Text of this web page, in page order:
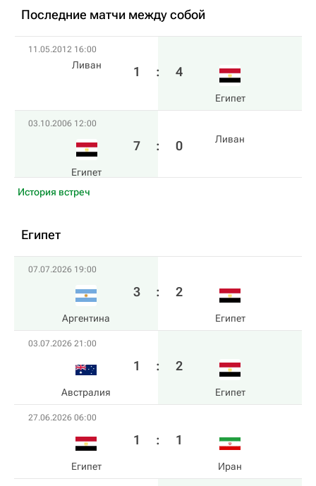
Последние матчи между собой
11.05.2012 16:00
Ливан 1 : 4
Египет
03.10.2006 12:00
Египет
7 : 0 Ливан
История встреч
Египет
07.07.2026 19:00
Аргентина
3 : 2
Египет
03.07.2026 21:00
Австралия
1 : 2
Египет
27.06.2026 06:00
Египет
1 : 1
Иран